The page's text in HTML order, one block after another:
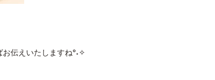
伝えいたしますね°˖✧